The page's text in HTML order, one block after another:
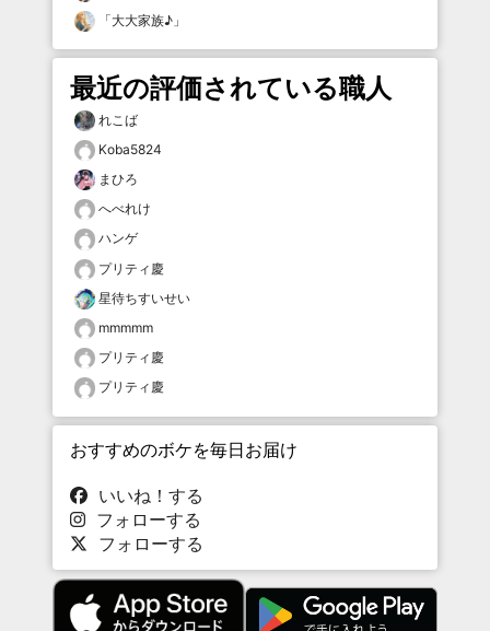
「大大家族♪ 」
最近の評価されている職人
れこば
Koba5824
まひろ
へべれけ
ハンゲ
プリティ慶
星待ちすいせい
mmmmm
プリティ慶
プリティ慶
おすすめのボケを毎日お届け
いいね！する
フォローする
フォローする